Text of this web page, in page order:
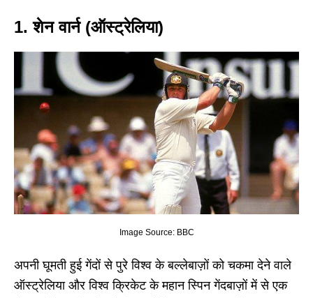
1. शेन वार्न (ऑस्ट्रेलिया)
Image Source: BBC
अपनी घूमती हुई गेंदों से पुरे विश्व के बल्लेबाज़ों को चकमा देने वाले
ऑस्ट्रेलिया और विश्व क्रिकेट के महान स्पिन गेंदबाज़ों में से एक